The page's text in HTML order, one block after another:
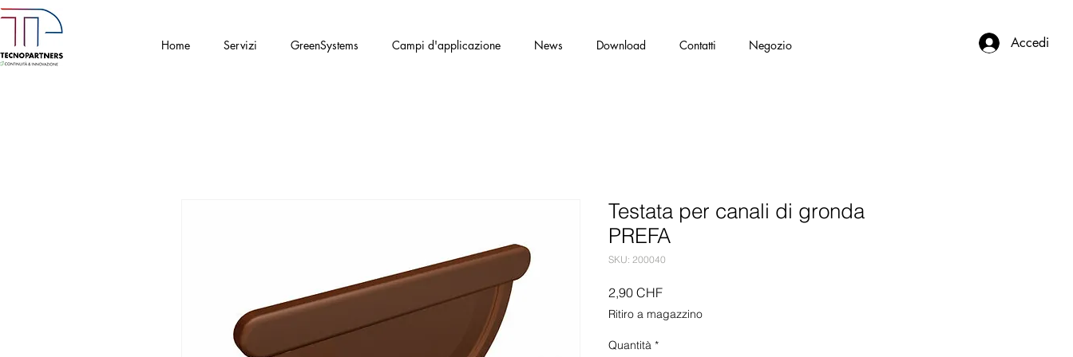
Home Servizi GreenSystems Campi d'applicazione News Download Contatti Negozio Accedi
Testata per canali di gronda
PREFA
SKU: 200040
2,90 CHFPrezzo
Ritiro a magazzino
Quantità *